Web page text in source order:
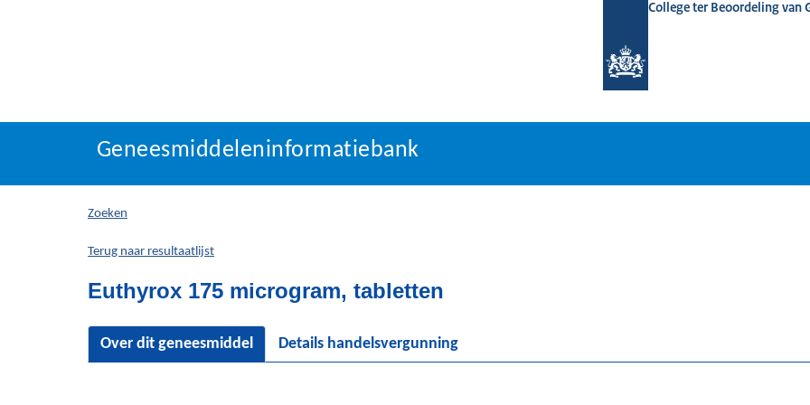
College ter Beoordeling van
Geneesmiddeleninformatiebank
U
hier:
Geneesmiddeleninformatiebank
Zoeken
Terug naar resultaatlijst
Euthyrox 175 microgram, tabletten
Over dit geneesmiddel Details handelsvergunning